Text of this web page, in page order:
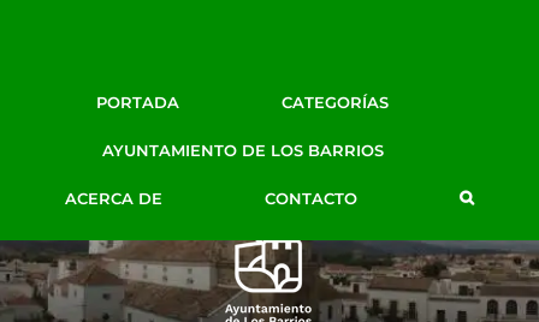
BLOG DE PRENSA
AYTO. LOS BARRIOS
PORTADA CATEGORÍAS
AYUNTAMIENTO DE LOS BARRIOS
ACERCA DE CONTACTO